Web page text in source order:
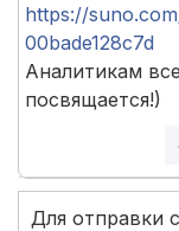
https://
00bade128c7d
Аналитикам
посвящается!)
Для отправки